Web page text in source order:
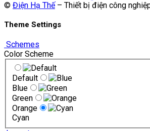
© Điện Hạ Thế– Thiết bị điện công
Theme Settings
Schemes
Color Scheme
Default
Blue
Green
Orange
Cyan